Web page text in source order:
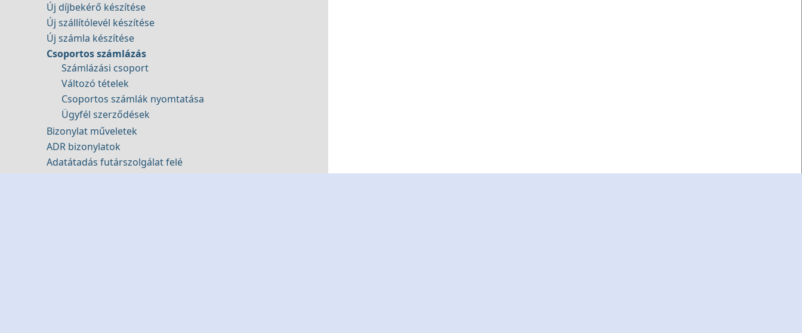
Új díjbekérő készítése
Új szállítólevél készítése
Új számla készítése
Csoportos számlázás
Számlázási csoport
Változó tételek
Csoportos számlák nyomtatása
Ügyfél szerződések
Bizonylat műveletek
ADR bizonylatok
Adatátadás futárszolgálat felé